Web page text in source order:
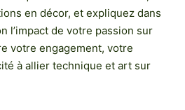
en décor, et expliquez dans
l’impact de votre passion sur
votre engagement, votre
à allier technique et art sur